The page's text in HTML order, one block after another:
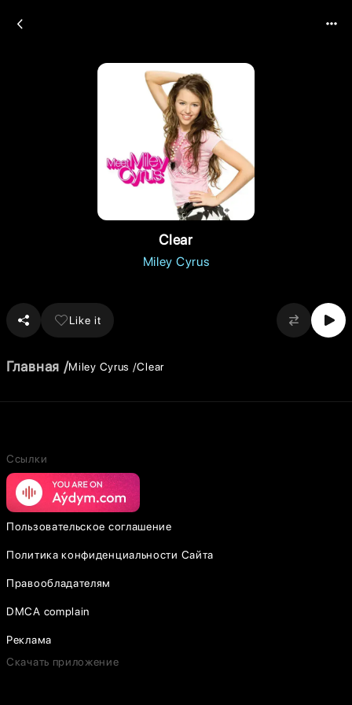
Clear
Miley Cyrus
Like it
Главная Miley Cyrus Clear
Ссылки
Пользовательское соглашение
Политика конфиденциальности Сайта
Правообладателям
DMCA complain
Реклама
Скачать приложение